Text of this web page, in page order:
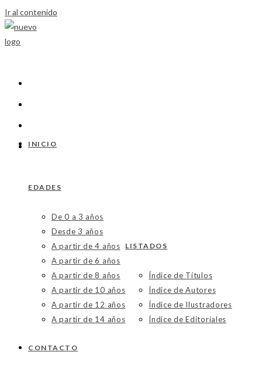
Ir al contenido
INICIO
EDADES
De 0 a 3 años
Desde 3 años
A partir de 4 años
A partir de 6 años
A partir de 8 años
A partir de 10 años
A partir de 12 años
A partir de 14 años
LISTADOS
Índice de Títulos
Índice de Autores
Índice de Ilustradores
Índice de Editoriales
CONTACTO